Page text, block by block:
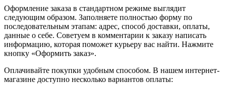
Оформление заказа в стандартном режиме выглядит
следующим образом. Заполняете полностью форму по
последовательным этапам: адрес, способ доставки, оплаты,
данные о себе. Советуем в комментарии к заказу написать
информацию, которая поможет курьеру вас найти. Нажмите
кнопку «Оформить заказ».
Оплачивайте покупки удобным способом. В нашем интернет-
магазине доступно несколько вариантов оплаты: